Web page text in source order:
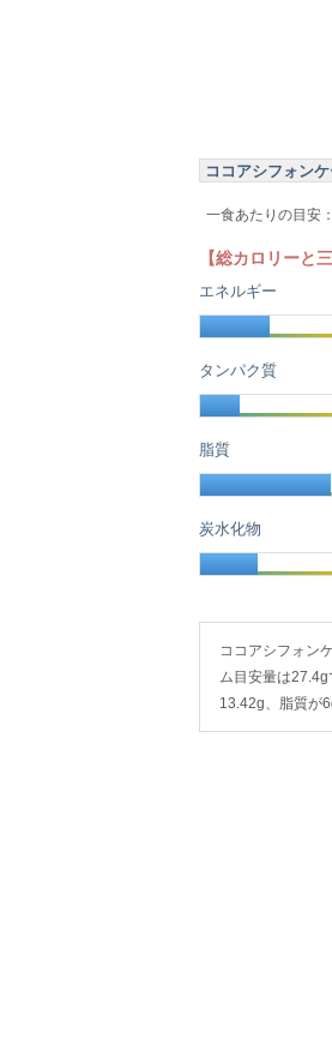
ココアシフォン
一食あたりの目安
【総カロリーと
エネルギー
タンパク質
脂質
炭水化物
ココアシフォン
ム目安量は
13.42g、脂質が